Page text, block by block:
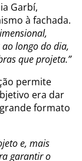
Garbí,
à fachada.
longo do dia,
que projeta.”
permite
era dar
formato
e, mais
garantir o